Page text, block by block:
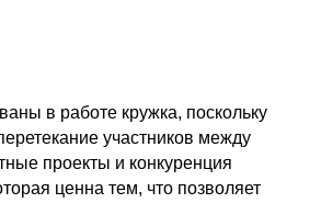
в работе кружка, поскольку
участников между
проекты и конкуренция
ценна тем, что позволяет